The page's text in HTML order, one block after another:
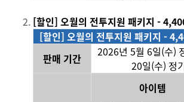
[할인] 오월의 전투지원 패키지 -
[할인] 오월의 전투지원 패키지 -
판매 기간
2026년 5월 6일(수)
20일(수) 정
아이템